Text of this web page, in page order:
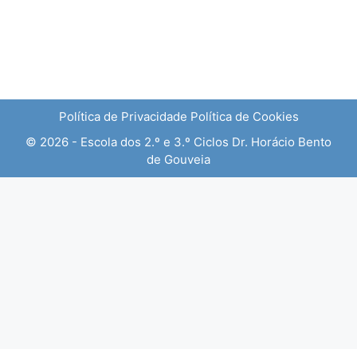
Política de Privacidade Política de Cookies
© 2026 - Escola dos 2.º e 3.º Ciclos Dr. Horácio Bento
de Gouveia